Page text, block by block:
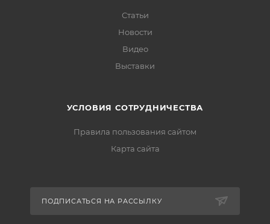
Статьи
Новости
Видео
Выставки
УСЛОВИЯ СОТРУДНИЧЕСТВА
Правила пользования сайтом
Карта сайта
ПОДПИСАТЬСЯ НА РАССЫЛКУ